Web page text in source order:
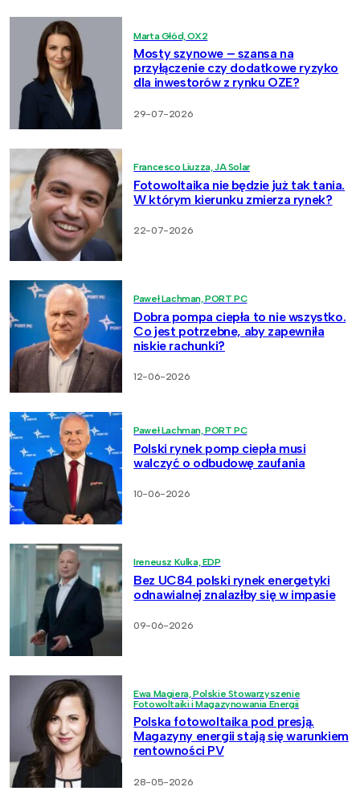
Marta Głód, OX2
Mosty szynowe – szansa na
przyłączenie czy dodatkowe ryzyko
dla inwestorów z rynku OZE?
29-07-2026
Francesco Liuzza, JA Solar
Fotowoltaika nie będzie już tak tania.
W którym kierunku zmierza rynek?
22-07-2026
Paweł Lachman, PORT PC
Dobra pompa ciepła to nie wszystko.
Co jest potrzebne, aby zapewniła
niskie rachunki?
12-06-2026
Paweł Lachman, PORT PC
Polski rynek pomp ciepła musi
walczyć o odbudowę zaufania
10-06-2026
Ireneusz Kulka, EDP
Bez UC84 polski rynek energetyki
odnawialnej znalazłby się w impasie
09-06-2026
Ewa Magiera, Polskie Stowarzyszenie
Fotowoltaiki i Magazynowania Energii
Polska fotowoltaika pod presją.
Magazyny energii stają się warunkiem
rentowności PV
28-05-2026